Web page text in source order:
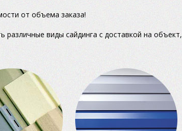
от объема заказа!
виды сайдинга с доставкой на объект,